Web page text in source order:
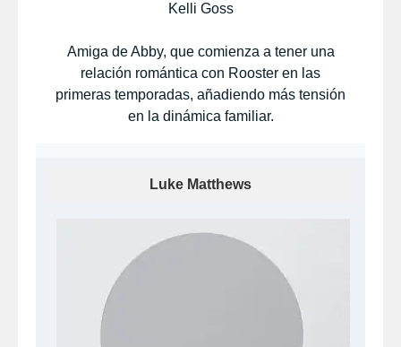
Kelli Goss
Amiga de Abby, que comienza a tener una
relación romántica con Rooster en las
primeras temporadas, añadiendo más tensión
en la dinámica familiar.
Luke Matthews